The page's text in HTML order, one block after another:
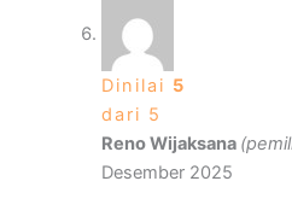
Dinilai 5
dari 5
Reno Wijaksana
Desember 2025